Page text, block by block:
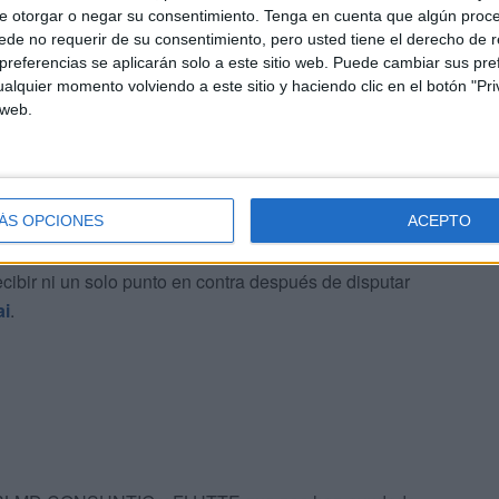
otorgar o negar su consentimiento. Tenga en cuenta que algún
no requerir de su consentimiento, pero usted tiene el derecho de
se aplicarán solo a este sitio web. Puede cambiar sus
momento volviendo a este sitio y haciendo clic en el botón
OPCIONES ACEPTO
por desgracia porHantei(decisión arbitral) en un
se impuso de forma clara ante una grandísima
vez a un podium Internacional, como ya hizo en
y no por los resultados, sino porque ha peleado
ni un solo punto en contra después de disputar
.